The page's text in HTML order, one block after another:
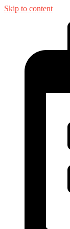
Skip to content